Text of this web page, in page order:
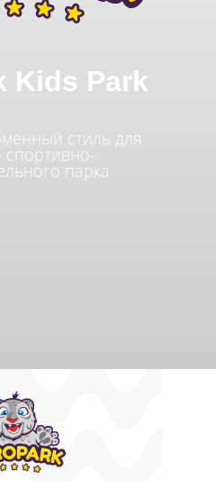
Kids Park
стиль для
спортивно-
парка